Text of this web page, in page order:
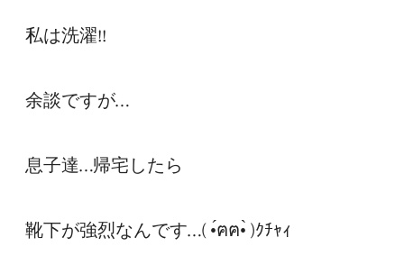
私は洗濯!!
余談ですが…
息子達…帰宅したら
靴下が強烈なんです…( •́ฅฅ•̀ )ｸﾁｬｨ